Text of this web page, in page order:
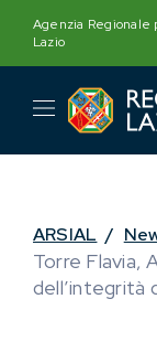
content
Agenzia Regionale
Lazio
ARSIAL /
Torre Flavia,
dell’integrità